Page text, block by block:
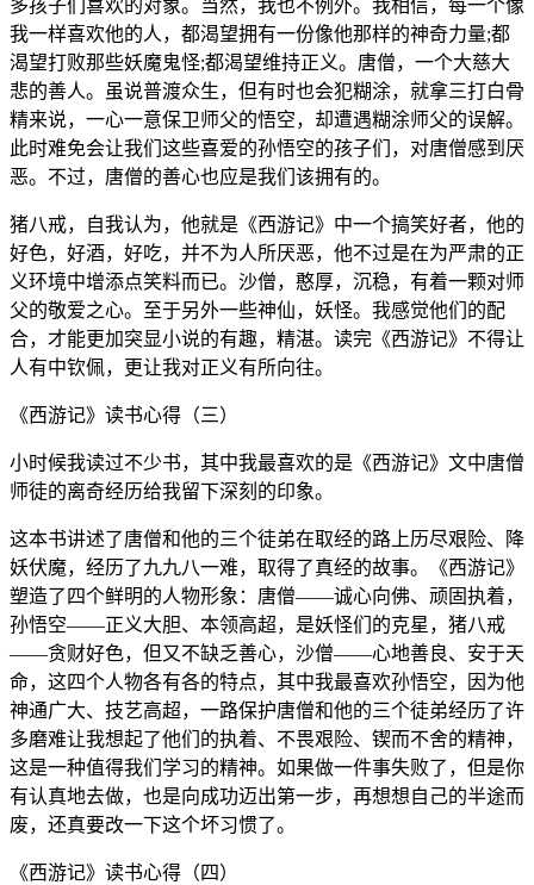
多孩子们喜欢的对象。当然，我也不例外。我相信，每一个像
我一样喜欢他的人，都渴望拥有一份像他那样的神奇力量;都
渴望打败那些妖魔鬼怪;都渴望维持正义。唐僧，一个大慈大
悲的善人。虽说普渡众生，但有时也会犯糊涂，就拿三打白骨
精来说，一心一意保卫师父的悟空，却遭遇糊涂师父的误解。
此时难免会让我们这些喜爱的孙悟空的孩子们，对唐僧感到厌
恶。不过，唐僧的善心也应是我们该拥有的。
猪八戒，自我认为，他就是《西游记》中一个搞笑好者，他的
好色，好酒，好吃，并不为人所厌恶，他不过是在为严肃的正
义环境中增添点笑料而已。沙僧，憨厚，沉稳，有着一颗对师
父的敬爱之心。至于另外一些神仙，妖怪。我感觉他们的配
合，才能更加突显小说的有趣，精湛。读完《西游记》不得让
人有中钦佩，更让我对正义有所向往。
《西游记》读书心得（三）
小时候我读过不少书，其中我最喜欢的是《西游记》文中唐僧
师徒的离奇经历给我留下深刻的印象。
这本书讲述了唐僧和他的三个徒弟在取经的路上历尽艰险、降
妖伏魔，经历了九九八一难，取得了真经的故事。《西游记》
塑造了四个鲜明的人物形象：唐僧——诚心向佛、顽固执着，
孙悟空——正义大胆、本领高超，是妖怪们的克星，猪八戒
——贪财好色，但又不缺乏善心，沙僧——心地善良、安于天
命，这四个人物各有各的特点，其中我最喜欢孙悟空，因为他
神通广大、技艺高超，一路保护唐僧和他的三个徒弟经历了许
多磨难让我想起了他们的执着、不畏艰险、锲而不舍的精神，
这是一种值得我们学习的精神。如果做一件事失败了，但是你
有认真地去做，也是向成功迈出第一步，再想想自己的半途而
废，还真要改一下这个坏习惯了。
《西游记》读书心得（四）